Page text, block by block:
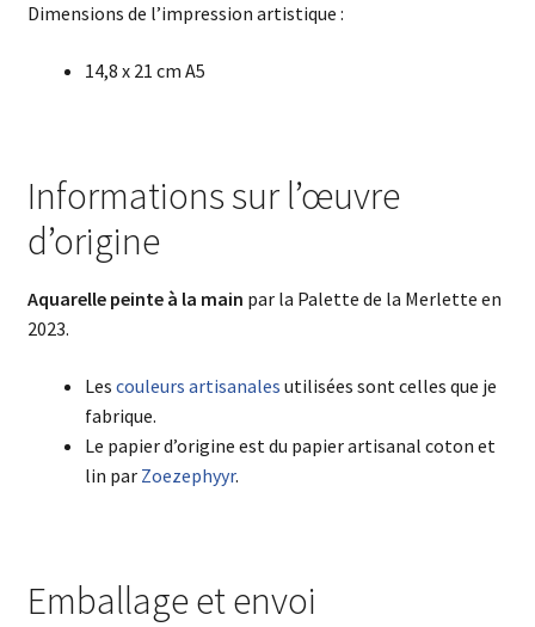
Dimensions de l’impression artistique :
14,8 x 21 cm A5
Informations sur l’œuvre
d’origine
Aquarelle peinte à la main par la Palette de la Merlette en
2023.
Les couleurs artisanales utilisées sont celles que je
fabrique.
Le papier d’origine est du papier artisanal coton et
lin par Zoezephyyr.
Emballage et envoi